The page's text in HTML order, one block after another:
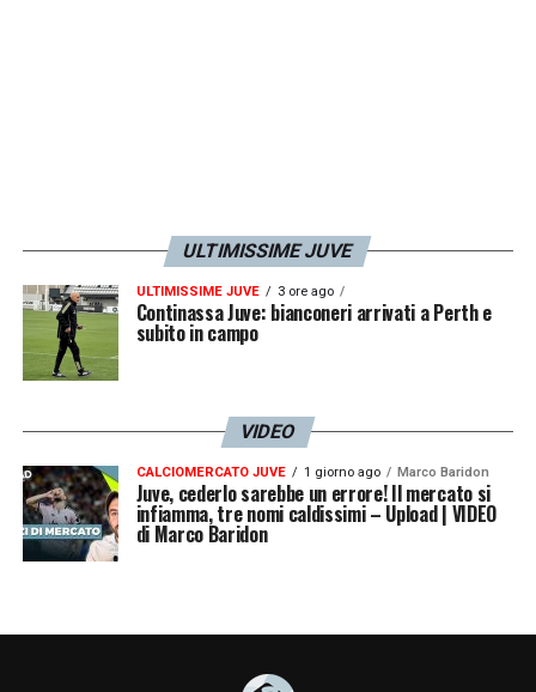
ULTIMISSIME JUVE
ULTIMISSIME JUVE 3 ore ago
Continassa Juve: bianconeri arrivati a Perth e
subito in campo
VIDEO
CALCIOMERCATO JUVE 1 giorno ago Marco Baridon
Juve, cederlo sarebbe un errore! Il mercato si
infiamma, tre nomi caldissimi – Upload | VIDEO
di Marco Baridon